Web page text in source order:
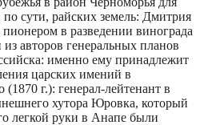
сути, райских земель: Дмитрия
в разведении винограда
авторов генеральных планов
именно ему принадлежит
царских имений в
г.): генерал-лейтенант в
хутора Юровка, который
легкой руки в Анапе были